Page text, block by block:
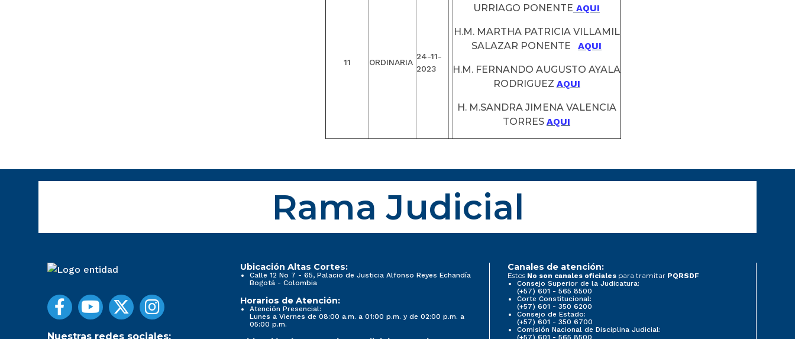
11 ORDINARIA
24-11-
2023
URRIAGO PONENTE AQUI
H.M. MARTHA PATRICIA VILLAMIL
SALAZAR PONENTE AQUI
H.M. FERNANDO AUGUSTO AYALA
RODRIGUEZ AQUI
H. M.SANDRA JIMENA VALENCIA
TORRES AQUI
Rama Judicial
Nuestras redes sociales:
Ubicación Altas Cortes:
Calle 12 No 7 - 65, Palacio de Justicia Alfonso Reyes Echandía
Bogotá - Colombia
Horarios de Atención:
Atención Presencial:
Lunes a Viernes de 08:00 a.m. a 01:00 p.m. y de 02:00 p.m. a
05:00 p.m.
Canales de atención:
Estos No son canales oficiales para tramitar PQRSDF
Consejo Superior de la Judicatura:
(+57) 601 - 565 8500
Corte Constitucional:
(+57) 601 - 350 6200
Consejo de Estado:
(+57) 601 - 350 6700
Comisión Nacional de Disciplina Judicial:
(+57) 601 - 565 8500